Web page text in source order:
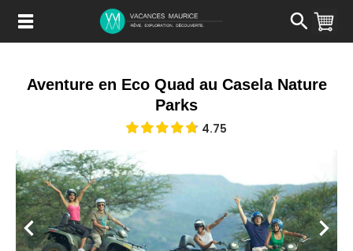
Contenu
Aventure en Eco Quad au Casela Nature
Parks
4.75